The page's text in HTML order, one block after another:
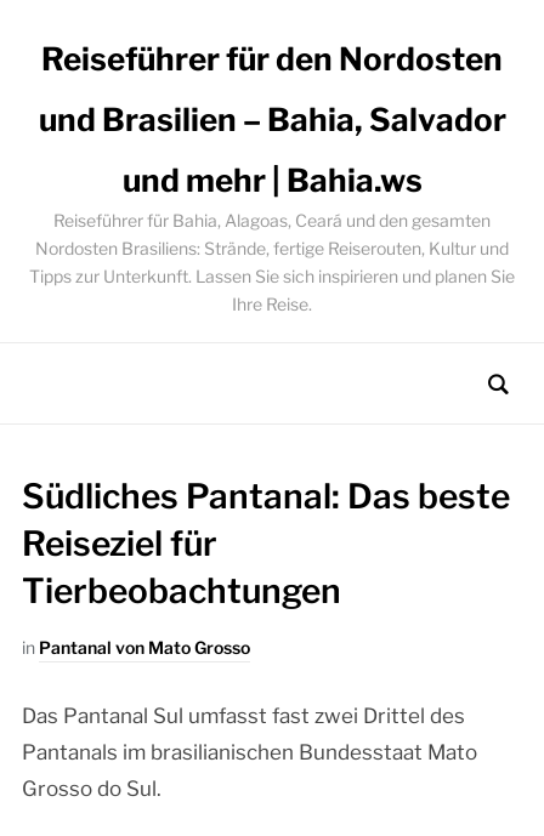
Reiseführer für den Nordosten
und Brasilien – Bahia, Salvador
und mehr | Bahia.ws
Reiseführer für Bahia, Alagoas, Ceará und den gesamten
Nordosten Brasiliens: Strände, fertige Reiserouten, Kultur und
Tipps zur Unterkunft. Lassen Sie sich inspirieren und planen Sie
Ihre Reise.
Südliches Pantanal: Das beste
Reiseziel für
Tierbeobachtungen
in Pantanal von Mato Grosso
Das Pantanal Sul umfasst fast zwei Drittel des
Pantanals im brasilianischen Bundesstaat Mato
Grosso do Sul.